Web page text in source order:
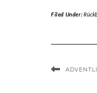
Filed Under: